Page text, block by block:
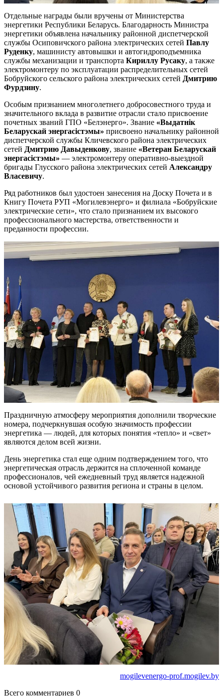
Отдельные награды были вручены от Министерства
энергетики Республики Беларусь. Благодарность Министра
энергетики объявлена начальнику районной диспетчерской
службы Осиповичского района электрических сетей Павлу
Руденку, машинисту автовышки и автогидроподъемника
службы механизации и транспорта Кириллу Русаку, а также
электромонтеру по эксплуатации распределительных сетей
Бобруйского сельского района электрических сетей Дмитрию
Фурдзину.
Особым признанием многолетнего добросовестного труда и
значительного вклада в развитие отрасли стало присвоение
почетных званий ГПО «Белэнерго». Звание «Выдатнік
Беларускай энергасістэмы» присвоено начальнику районной
диспетчерской службы Кличевского района электрических
сетей Дмитрию Давыденкову, звание «Ветеран Беларускай
энергасістэмы» — электромонтеру оперативно-выездной
бригады Глусского района электрических сетей Александру
Власевичу.
Ряд работников был удостоен занесения на Доску Почета и в
Книгу Почета РУП «Могилевэнерго» и филиала «Бобруйские
электрические сети», что стало признанием их высокого
профессионального мастерства, ответственности и
преданности профессии.
Праздничную атмосферу мероприятия дополнили творческие
номера, подчеркнувшая особую значимость профессии
энергетика — людей, для которых понятия «тепло» и «свет»
являются делом всей жизни.
День энергетика стал еще одним подтверждением того, что
энергетическая отрасль держится на сплоченной команде
профессионалов, чей ежедневный труд является надежной
основой устойчивого развития региона и страны в целом.
mogilevenergo-prof.mogilev.by
Всего комментариев 0